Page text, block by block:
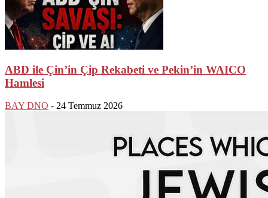
ABD ile Çin’in Çip Rekabeti ve Pekin’in WAICO
Hamlesi
BAY DNO - 24 Temmuz 2026